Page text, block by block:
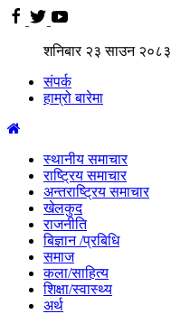
शनिबार २३साउन २०८३
संपर्क
हाम्रो बारेमा
स्थानीय समाचार
राष्ट्रिय समाचार
अन्तराष्ट्रिय समाचार
खेलकुद
राजनीति
बिज्ञान /प्रबिधि
समाज
कला/साहित्य
शिक्षा/स्वास्थ्य
अर्थ